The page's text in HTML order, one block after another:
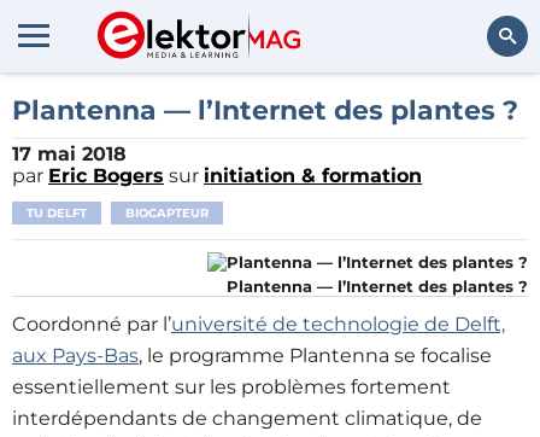
Rechercher
Plantenna ― l’Internet des plantes ?
17 mai 2018
par Eric Bogers sur initiation & formation
TU DELFT BIOCAPTEUR
Plantenna ― l’Internet des plantes ?
Coordonné par l’université de technologie de Delft,
aux Pays-Bas, le programme Plantenna se focalise
essentiellement sur les problèmes fortement
interdépendants de changement climatique, de